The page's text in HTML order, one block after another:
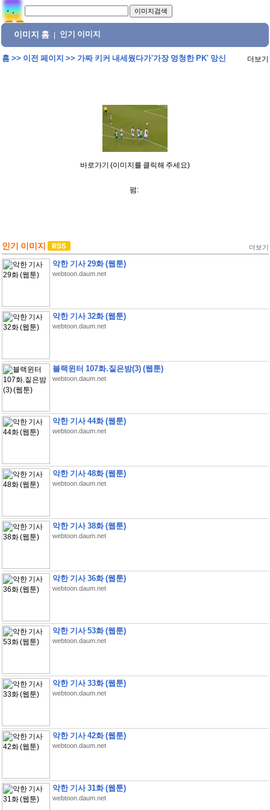
이미지 홈 인기 이미지
홈>> 이전 페이지 >> 가짜 키커 내세웠다가'가장 멍청한 PK' 망신 더보기
바로가기 (이미지를 클릭해 주세요)
펌:
인기 이미지 더보기
악한 기사 29화 (웹툰)
webtoon.daum.net
악한 기사 32화 (웹툰)
webtoon.daum.net
블랙윈터 107화.짙은밤(3) (웹툰)
webtoon.daum.net
악한 기사 44화 (웹툰)
webtoon.daum.net
악한 기사 48화 (웹툰)
webtoon.daum.net
악한 기사 38화 (웹툰)
webtoon.daum.net
악한 기사 36화 (웹툰)
webtoon.daum.net
악한 기사 53화 (웹툰)
webtoon.daum.net
악한 기사 33화 (웹툰)
webtoon.daum.net
악한 기사 42화 (웹툰)
webtoon.daum.net
악한 기사 31화 (웹툰)
webtoon.daum.net